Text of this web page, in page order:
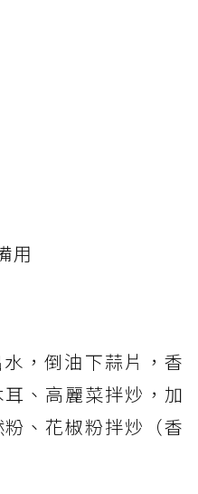
用
，倒油下蒜片，香
、高麗菜拌炒，加
、花椒粉拌炒（香